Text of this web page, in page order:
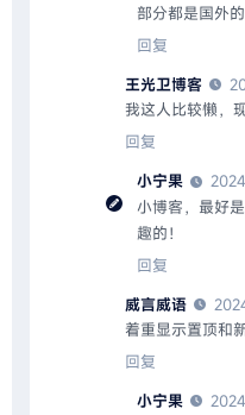
部分都是国外
回复
王光卫博客
我这人比较懒，
回复
小宁果
小博客，最好
趣的！
回复
威言威语
着重显示置顶和
回复
小宁果